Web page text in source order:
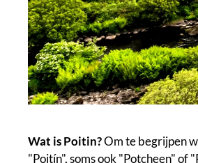
Wat is Poitin?Om te begrijpen
"Poitín", soms ook "Potcheen" of